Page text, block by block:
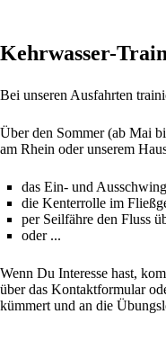
Kehrwasser-
Bei unseren Ausfahrten
Über den Sommer (ab Mai
am Rhein oder unserem
das Ein- und
die Kenterrolle im
per Seilfähre den Fluss
oder ...
Wenn Du Interesse hast,
über das Kontaktformular
kümmert und an die